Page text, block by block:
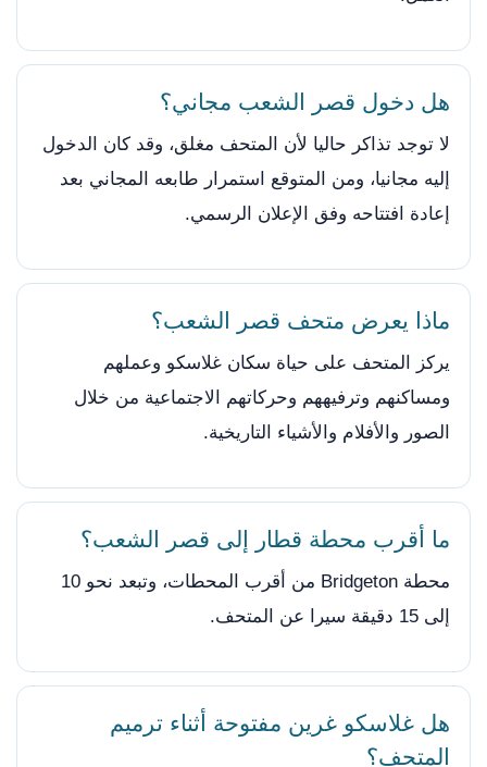
هل دخول قصر الشعب مجاني؟
لا توجد تذاكر حاليا لأن المتحف مغلق، وقد كان الدخول
إليه مجانيا، ومن المتوقع استمرار طابعه المجاني بعد
إعادة افتتاحه وفق الإعلان الرسمي.
ماذا يعرض متحف قصر الشعب؟
يركز المتحف على حياة سكان غلاسكو وعملهم
ومساكنهم وترفيههم وحركاتهم الاجتماعية من خلال
الصور والأفلام والأشياء التاريخية.
ما أقرب محطة قطار إلى قصر الشعب؟
محطة Bridgeton من أقرب المحطات، وتبعد نحو 10
إلى 15 دقيقة سيرا عن المتحف.
هل غلاسكو غرين مفتوحة أثناء ترميم
المتحف؟